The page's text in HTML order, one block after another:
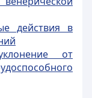
действия в
от